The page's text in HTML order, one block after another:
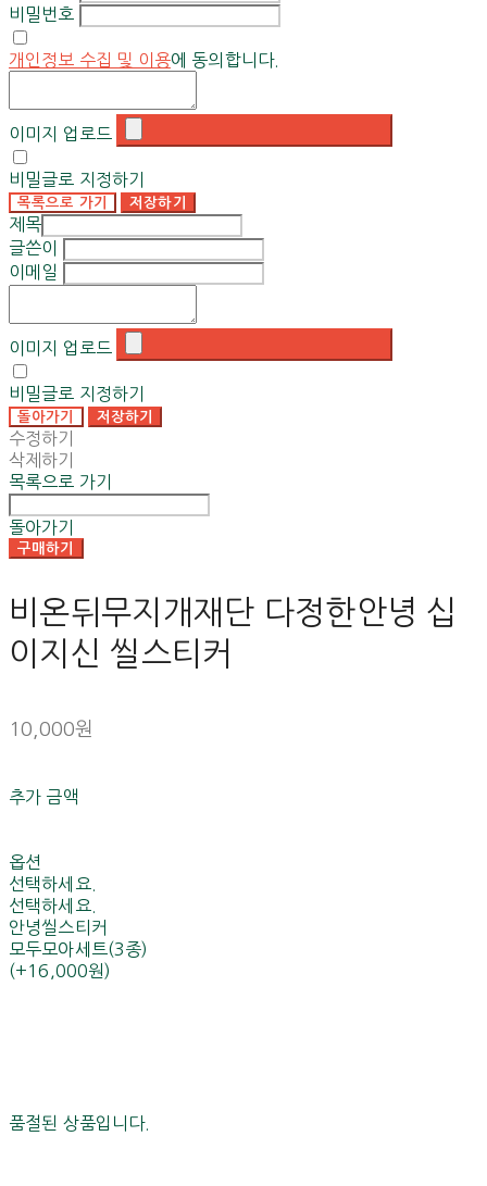
비밀번호
개인정보 수집 및 이용에 동의합니다.
이미지 업로드
비밀글로 지정하기
목록으로 가기 저장하기
제목
글쓴이
이메일
이미지 업로드
비밀글로 지정하기
돌아가기 저장하기
수정하기
삭제하기
목록으로 가기
돌아가기
구매하기
비온뒤무지개재단 다정한안녕 십
이지신 씰스티커
10,000원
추가 금액
옵션
선택하세요.
선택하세요.
안녕씰스티커
모두모아세트(3종)
(+16,000원)
품절된 상품입니다.